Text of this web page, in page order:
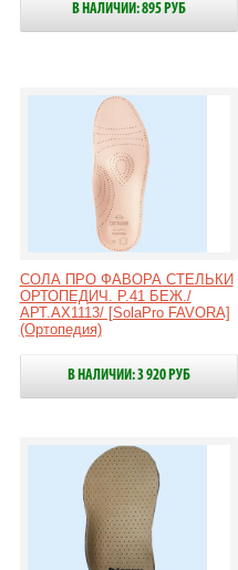
В НАЛИЧИИ: 895 РУБ
СОЛА ПРО ФАВОРА СТЕЛЬКИ
ОРТОПЕДИЧ. Р.41 БЕЖ./
АРТ.AX1113/ [SolaPro FAVORA]
(Ортопедия)
В НАЛИЧИИ: 3 920 РУБ